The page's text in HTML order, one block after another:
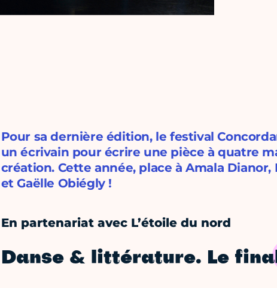
Pour sa dernière édition, le festival
un écrivain pour écrire une pièce à quatre
création. Cette année, place à Amala
et Gaëlle Obiégly !
En partenariat avec L’étoile du nord
Danse & littérature. Le